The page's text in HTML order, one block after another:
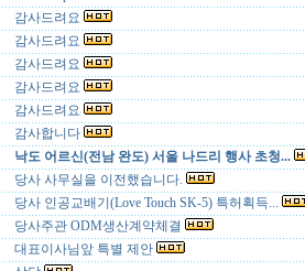
감사드려요
감사드려요
감사드려요
감사드려요
감사드려요
감사합니다
낙도 어르신(전남 완도) 서울 나드리 행사 초청...
당사 사무실을 이전했습니다.
당사 인공교배기(Love Touch SK-5) 특허획득...
당사주관 ODM생산계약체결
대표이사님앞 특별 제안